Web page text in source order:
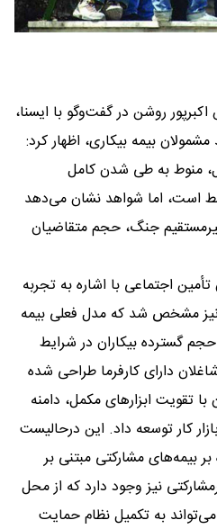
روشن در گفت‌وگو با ایسنا،
بیمه بیکاری، اظهار کرد:
منوط به طی شدن کامل
است، اما شواهد نشان می‌دهد
جنگ، حجم متقاضیان
اجتماعی با اشاره به تجربه
نیز مشخص شد که مدل فعلی بیمه
گسترده بیکاران در شرایط
دارای کارفرما طراحی شده
تقویت ابزارهای مکمل، دامنه
کار توسعه داد. این درحالیست
بیمه‌های مشارکتی مبتنی بر
نیز وجود دارد که از محل
به تکمیل نظام حمایت